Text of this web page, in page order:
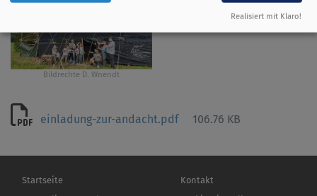
Bildrechte D. Wnendt
Einladung zur Zeltkirche
einladung-zur-andacht.pdf 106.76 KB
Hauptnavigation
Startseite
Fußbereichsmenü
Kontakt
Realisiert mit Klaro!